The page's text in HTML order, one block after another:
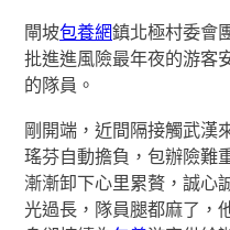
閘坡包養網鎮北極村委會
批進進風險最年夜的游客
的隊員。
剛開端，近間隔接觸武漢
瑤芬自動擔負，包辦險難
漸漸卸下心里累贅，誠心
光過長，隊員腿都麻了，